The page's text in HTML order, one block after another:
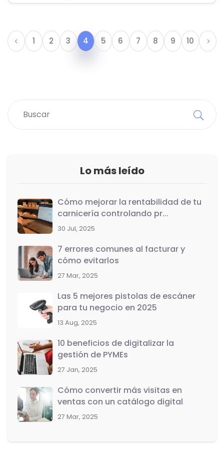
1 2 3 4 5 6 7 8 9 10
Lo más leído
Cómo mejorar la rentabilidad de tu
carnicería controlando pr...
30 Jul, 2025
7 errores comunes al facturar y
cómo evitarlos
27 Mar, 2025
Las 5 mejores pistolas de escáner
para tu negocio en 2025
13 Aug, 2025
10 beneficios de digitalizar la
gestión de PYMEs
27 Jan, 2025
Cómo convertir más visitas en
ventas con un catálogo digital
27 Mar, 2025